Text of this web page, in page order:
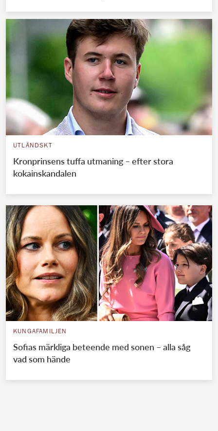
UTLÄNDSKT
Kronprinsens tuffa utmaning – efter stora
kokainskandalen
KUNGAFAMILJEN
Sofias märkliga beteende med sonen – alla såg
vad som hände